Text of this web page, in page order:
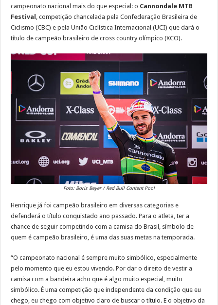
campeonato nacional mais do que especial: o Cannondale MTB
Festival , competição chancelada pela Confederação Brasileira de
Ciclismo (CBC) e pela União Ciclística Internacional (UCI) que dará o
título de campeão brasileiro de cross country olímpico (XCO).
Foto: Boris Beyer / Red Bull Content Pool
Henrique já foi campeão brasileiro em diversas categorias e
defenderá o título conquistado ano passado. Para o atleta, ter a
chance de seguir competindo com a camisa do Brasil, símbolo de
quem é campeão brasileiro, é uma das suas metas na temporada.
“O campeonato nacional é sempre muito simbólico, especialmente
pelo momento que eu estou vivendo. Por dar o direito de vestir a
camisa com a bandeira acho que é algo muito especial, muito
simbólico. É uma competição que independente da condição que eu
chego, eu chego com objetivo claro de buscar o título. E o objetivo da